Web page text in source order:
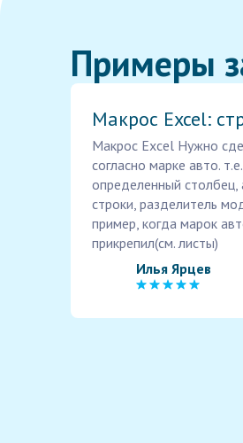
Примеры
Макрос Excel:
Макрос Excel Нужно
согласно марке авто.
определенный
строки, разделитель
пример, когда марок
прикрепил(см. листы)
Илья Ярцев